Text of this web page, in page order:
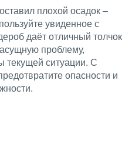
плохой осадок –
увиденное с
даёт отличный толчок
проблему,
текущей ситуации. С
опасности и